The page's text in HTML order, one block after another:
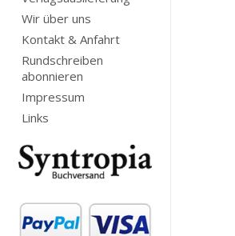
Wir über uns
Kontakt & Anfahrt
Rundschreiben
abonnieren
Impressum
Links